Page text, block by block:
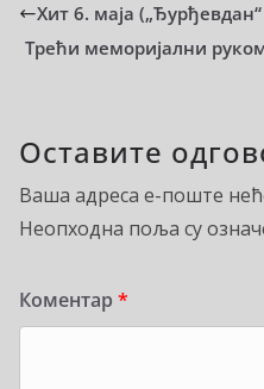
Хит 6. маја
Трећи меморијални
Оставите
Ваша адреса е-поште
Неопходна поља су
Коментар *